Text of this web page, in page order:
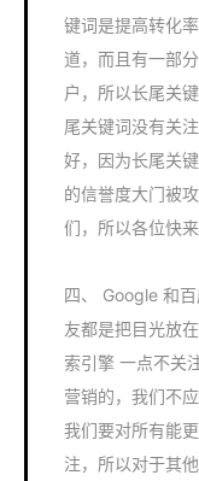
键词是提高转化
道，而且有一部
户，所以长尾关
尾关键词没有关
好，因为长尾关
的信誉度大门被
们，所以各位快
四、 Google 和
友都是把目光放
索引擎 一点不关
营销的，我们不
我们要对所有能
注，所以对于其